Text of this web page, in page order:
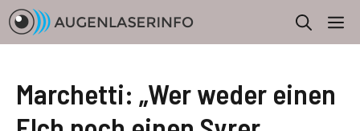
Zum
Inhalt
springen
Marchetti: „Wer weder einen